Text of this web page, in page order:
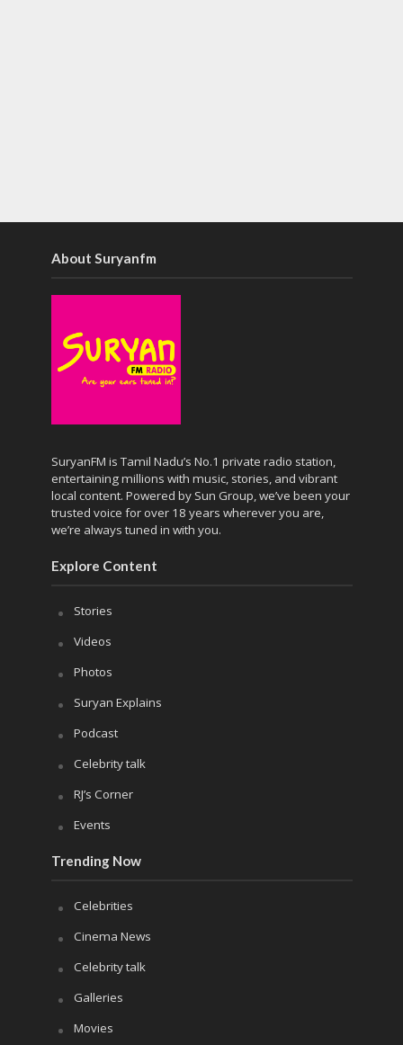
About Suryanfm
SuryanFM is Tamil Nadu’s No.1 private radio station,
entertaining millions with music, stories, and vibrant
local content. Powered by Sun Group, we’ve been your
trusted voice for over 18 years wherever you are,
we’re always tuned in with you.
Explore Content
Stories
Videos
Photos
Suryan Explains
Podcast
Celebrity talk
RJ’s Corner
Events
Trending Now
Celebrities
Cinema News
Celebrity talk
Galleries
Movies